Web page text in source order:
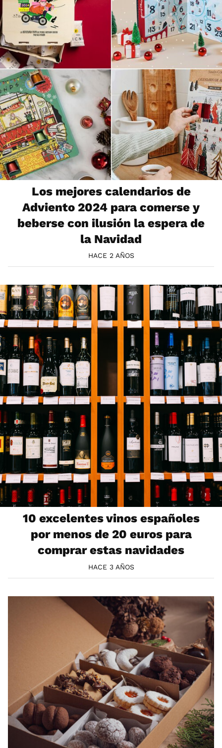
Los mejores calendarios de
Adviento 2024 para comerse y
beberse con ilusión la espera de
la Navidad
HACE 2 AÑOS
10 excelentes vinos españoles
por menos de 20 euros para
comprar estas navidades
HACE 3 AÑOS